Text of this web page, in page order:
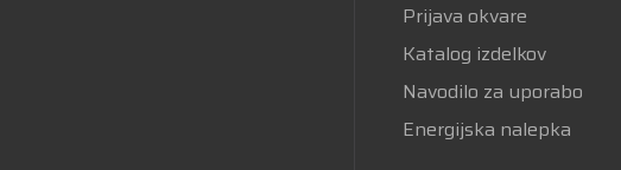
Prijava okvare
Katalog izdelkov
Navodilo za uporabo
Energijska nalepka